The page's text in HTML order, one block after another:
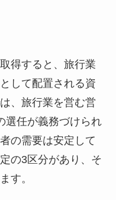
得すると、旅行業
して配置される資
、旅行業を営む営
選任が義務づけられ
の需要は安定して
の3区分があり、そ
す。